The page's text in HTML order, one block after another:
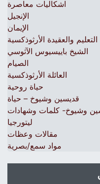
اشكاليات معاصرة
الإنجيل
الإيمان
التعليم والعقيدة الأرثوذكسية
الشيخ باييسيوس الآثوسي
الصيام
العائلة الأرثوذكسية
حياة روحية
قديسين وشيوخ – حياة
وشيوخ- كلمات وشهادات
ليتورجيا
مقالات وعظات
مواد سمع/بصرية